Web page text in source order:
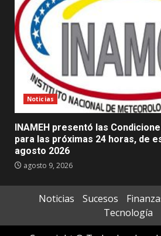
Noticias
INAMEH presentó las
para las próximas 24 horas, de
agosto 2026
agosto 9, 2026
Noticias Sucesos
Tecnología